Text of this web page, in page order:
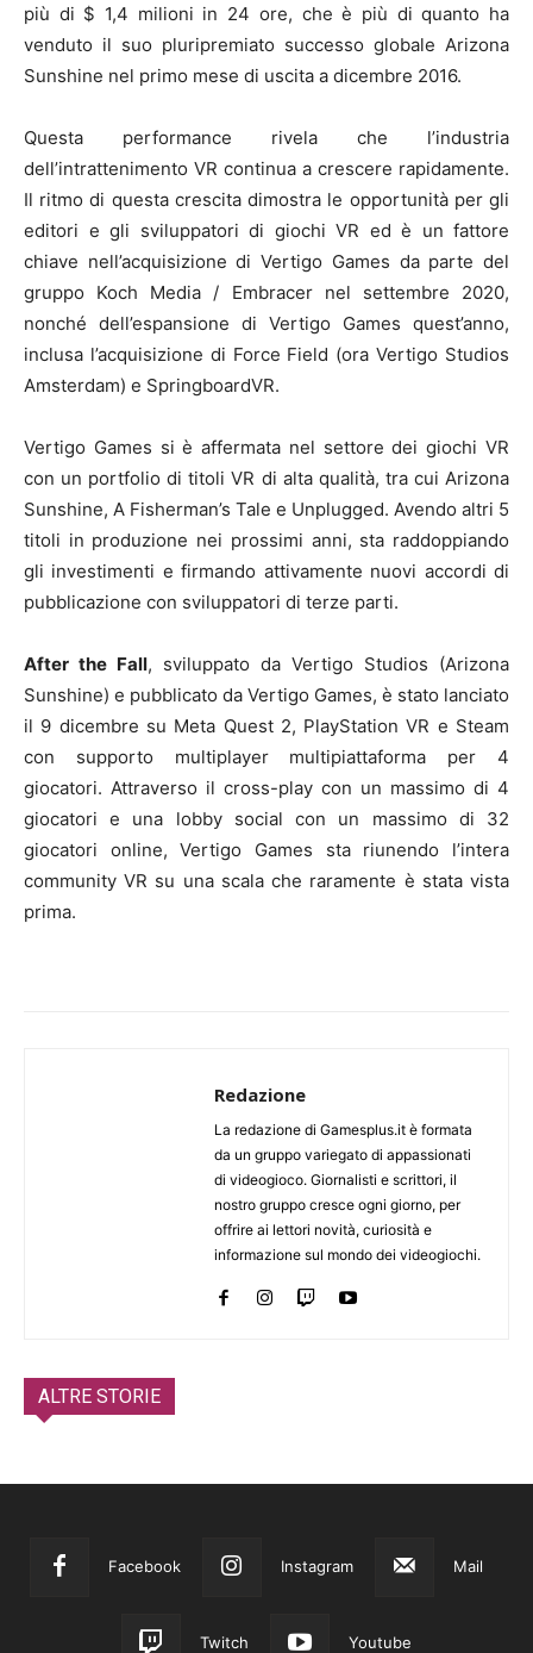
più di $ 1,4 milioni in 24 ore, che è più di quanto ha
venduto il suo pluripremiato successo globale Arizona
Sunshine nel primo mese di uscita a dicembre 2016.
Questa performance rivela che l’industria
dell’intrattenimento VR continua a crescere rapidamente.
Il ritmo di questa crescita dimostra le opportunità per gli
editori e gli sviluppatori di giochi VR ed è un fattore
chiave nell’acquisizione di Vertigo Games da parte del
gruppo Koch Media / Embracer nel settembre 2020,
nonché dell’espansione di Vertigo Games quest’anno,
inclusa l’acquisizione di Force Field (ora Vertigo Studios
Amsterdam) e SpringboardVR.
Vertigo Games si è affermata nel settore dei giochi VR
con un portfolio di titoli VR di alta qualità, tra cui Arizona
Sunshine, A Fisherman’s Tale e Unplugged. Avendo altri 5
titoli in produzione nei prossimi anni, sta raddoppiando
gli investimenti e firmando attivamente nuovi accordi di
pubblicazione con sviluppatori di terze parti.
After the Fall, sviluppato da Vertigo Studios (Arizona
Sunshine) e pubblicato da Vertigo Games, è stato lanciato
il 9 dicembre su Meta Quest 2, PlayStation VR e Steam
con supporto multiplayer multipiattaforma per 4
giocatori. Attraverso il cross-play con un massimo di 4
giocatori e una lobby social con un massimo di 32
giocatori online, Vertigo Games sta riunendo l’intera
community VR su una scala che raramente è stata vista
prima.
Redazione
La redazione di Gamesplus.it è formata
da un gruppo variegato di appassionati
di videogioco. Giornalisti e scrittori, il
nostro gruppo cresce ogni giorno, per
offrire ai lettori novità, curiosità e
informazione sul mondo dei videogiochi.
ALTRE STORIE
Facebook Instagram Mail
Twitch Youtube